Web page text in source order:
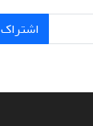
اشتراک